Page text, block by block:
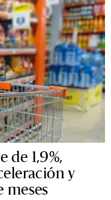
1,9%,
y
meses